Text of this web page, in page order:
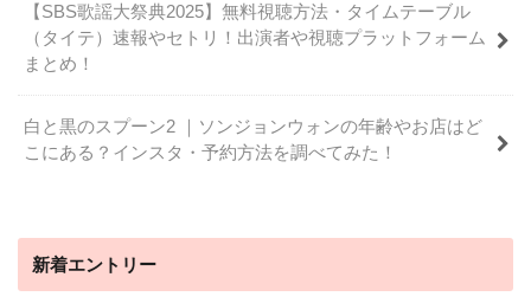
【SBS歌謡大祭典2025】無料視聴方法・タイムテーブル
（タイテ）速報やセトリ！出演者や視聴プラットフォーム
まとめ！
白と黒のスプーン2 ｜ソンジョンウォンの年齢やお店はど
こにある？インスタ・予約方法を調べてみた！
新着エントリー